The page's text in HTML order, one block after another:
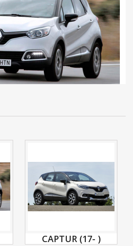
CAPTUR (17- )